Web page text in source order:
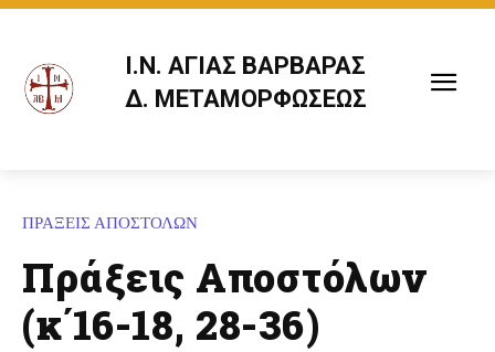
Ι.Ν. ΑΓΙΑΣ ΒΑΡΒΑΡΑΣ
Δ. ΜΕΤΑΜΟΡΦΩΣΕΩΣ
ΠΡΑΞΕΙΣ ΑΠΟΣΤΟΛΩΝ
Πράξεις Αποστόλων
(κ΄16-18, 28-36)